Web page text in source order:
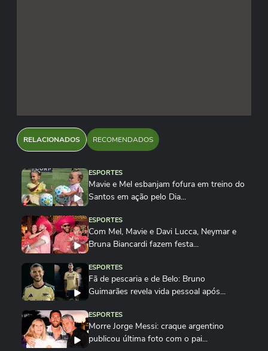
RELACIONADOS RECOMENDADOS
ESPORTES
Mavie e Mel esbanjam fofura em treino do
Santos em ação pelo Dia...
ESPORTES
Com Mel, Mavie e Davi Lucca, Neymar e
Bruna Biancardi fazem festa...
ESPORTES
Fã de pescaria e de Belo: Bruno
Guimarães revela vida pessoal após...
ESPORTES
Morre Jorge Messi: craque argentino
publicou última foto com o pai...